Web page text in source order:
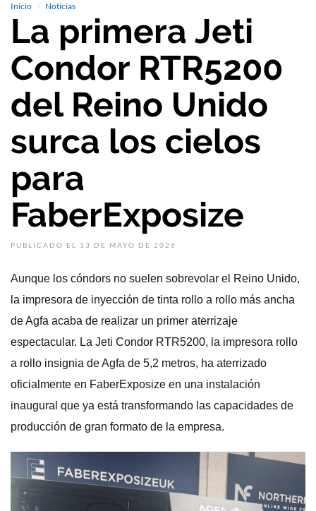
Inicio Noticias
La primera Jeti
Condor RTR5200
del Reino Unido
surca los cielos
para
FaberExposize
PUBLICADO EL 13 DE MAYO DE 2026
Aunque los cóndors no suelen sobrevolar el Reino Unido,
la impresora de inyección de tinta rollo a rollo más ancha
de Agfa acaba de realizar un primer aterrizaje
espectacular. La Jeti Condor RTR5200, la impresora rollo
a rollo insignia de Agfa de 5,2 metros, ha aterrizado
oficialmente en FaberExposize en una instalación
inaugural que ya está transformando las capacidades de
producción de gran formato de la empresa.